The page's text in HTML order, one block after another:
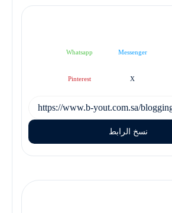
Messenger
Whatsapp
X
Pinterest
نسخ الرابط